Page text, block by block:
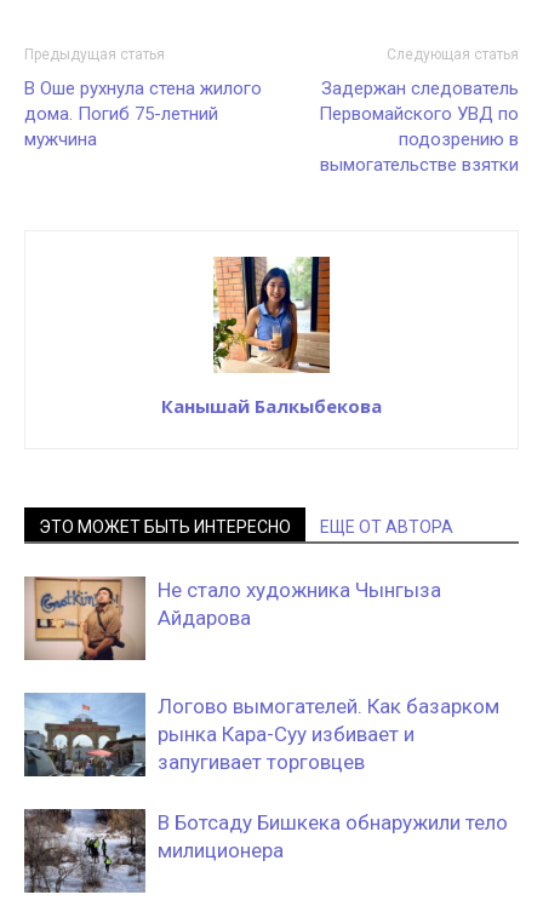
Предыдущая статья
В Оше рухнула стена жилого
дома. Погиб 75-летний
мужчина
Следующая статья
Задержан следователь
Первомайского УВД по
подозрению в
вымогательстве взятки
Канышай Балкыбекова
ЭТО МОЖЕТ БЫТЬ ИНТЕРЕСНО ЕЩЕ ОТ АВТОРА
Не стало художника Чынгыза
Айдарова
Логово вымогателей. Как базарком
рынка Кара-Суу избивает и
запугивает торговцев
В Ботсаду Бишкека обнаружили тело
милиционера